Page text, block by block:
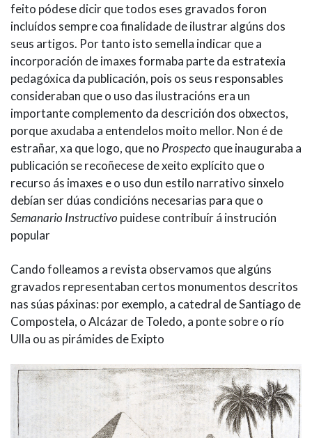
feito pódese dicir que todos eses gravados foron
incluídos sempre coa finalidade de ilustrar algúns dos
seus artigos. Por tanto isto semella indicar que a
incorporación de imaxes formaba parte da estratexia
pedagóxica da publicación, pois os seus responsables
consideraban que o uso das ilustracións era un
importante complemento da descrición dos obxectos,
porque axudaba a entendelos moito mellor. Non é de
estrañar, xa que logo, que no Prospecto que inauguraba a
publicación se recoñecese de xeito explícito que o
recurso ás imaxes e o uso dun estilo narrativo sinxelo
debían ser dúas condicións necesarias para que o
Semanario Instructivo puidese contribuír á instrución
popular
Cando folleamos a revista observamos que algúns
gravados representaban certos monumentos descritos
nas súas páxinas: por exemplo, a catedral de Santiago de
Compostela, o Alcázar de Toledo, a ponte sobre o río
Ulla ou as pirámides de Exipto